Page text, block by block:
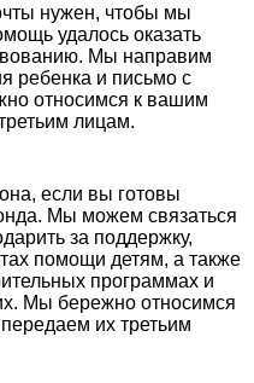
нужен, чтобы мы
удалось оказать
Мы направим
ребенка и письмо с
относимся к вашим
лицам.
если вы готовы
Мы можем связаться
за поддержку,
помощи детям, а также
программах и
Мы бережно относимся
их третьим